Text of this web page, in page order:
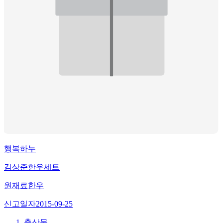
행복하누
김상준한우세트
원재료한우
신고일자2015-09-25